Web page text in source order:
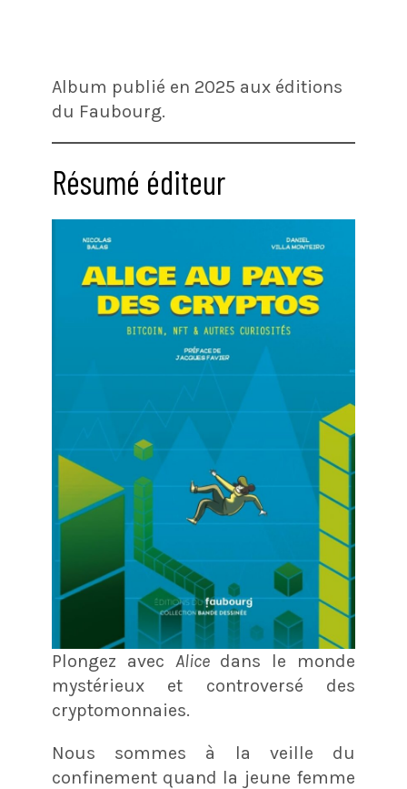
Album publié en 2025 aux éditions
du Faubourg.
Résumé éditeur
Plongez avec Alice dans le monde
mystérieux et controversé des
cryptomonnaies.
Nous sommes à la veille du
confinement quand la jeune femme